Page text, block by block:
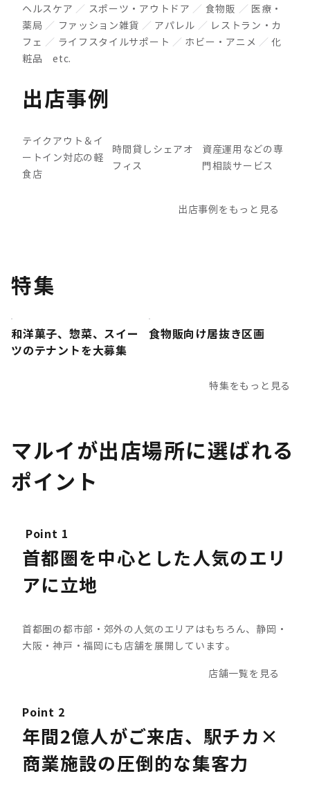
出店事例をもっと見る
テイクアウト＆イ
ートイン対応の軽
食店
時間貸しシェアオ
フィス
資産運用などの専
門相談サービス
出店事例
ヘルスケア
／ スポーツ・アウトドア ／ 食物販 ／ 医療・
薬局
／ ファッション雑貨 ／ アパレル ／ レストラン・カ
フェ
／ ライフスタイルサポート ／ ホビー・アニメ ／化
粧品 etc.
特集をもっと見る
和洋菓子、惣菜、スイー
ツのテナントを大募集
​食物販向け居抜き区画​
特集
店舗一覧を見る
首都圏の都市部・郊外の人気のエリアはもちろん、静岡・
大阪・神戸・福岡にも店舗を展開しています。
Point 1
首都圏を中心とした人気のエリ
アに立地
Point 2
年間2億人がご来店、駅チカ×
商業施設の圧倒的な集客力
マルイが出店場所に選ばれる
ポイント